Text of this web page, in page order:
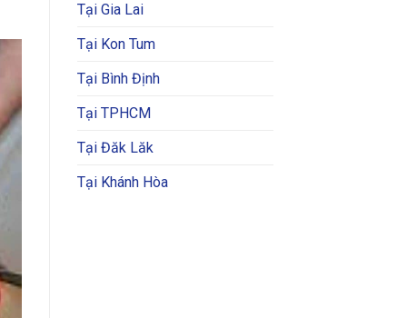
Tại Gia Lai
Tại Kon Tum
Tại Bình Định
Tại TPHCM
Tại Đăk Lăk
Tại Khánh Hòa